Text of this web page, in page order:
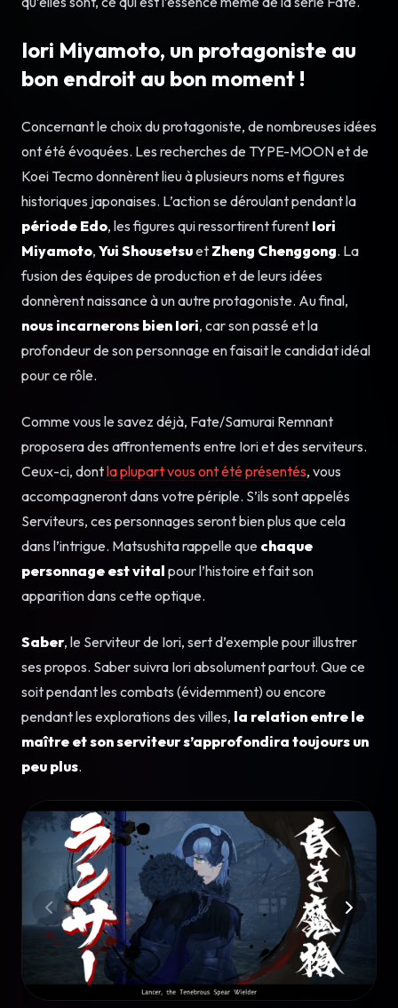
Iori Miyamoto, un protagoniste au
bon endroit au bon moment !
Concernant le choix du protagoniste, de nombreuses idées
ont été évoquées. Les recherches de TYPE-MOON et de
Koei Tecmo donnèrent lieu à plusieurs noms et figures
historiques japonaises. L’action se déroulant pendant la
période Edo, les figures qui ressortirent furent Iori
Miyamoto, Yui Shousetsuet Zheng Chenggong. La
fusion des équipes de production et de leurs idées
donnèrent naissance à un autre protagoniste. Au final,
nous incarnerons bien Iori, car son passé et la
profondeur de son personnage en faisait le candidat idéal
pour ce rôle.
Comme vous le savez déjà, Fate/Samurai Remnant
proposera des affrontements entre Iori et des serviteurs.
Ceux-ci, dontla plupart vous ont été présentés, vous
accompagneront dans votre périple. S’ils sont appelés
Serviteurs, ces personnages seront bien plus que cela
dans l’intrigue. Matsushita rappelle que chaque
personnage est vital pour l’histoire et fait son
apparition dans cette optique.
Saber, le Serviteur de Iori, sert d’exemple pour illustrer
ses propos. Saber suivra Iori absolument partout. Que ce
soit pendant les combats (évidemment) ou encore
pendant les explorations des villes, la relation entre le
maître et son serviteur s’approfondira toujours un
peu plus.